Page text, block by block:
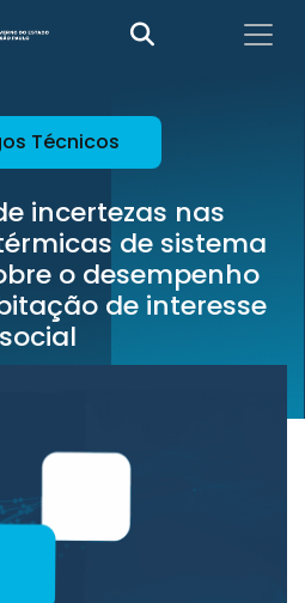
Técnicos
incertezas nas
de sistema
o desempenho
de interesse
social